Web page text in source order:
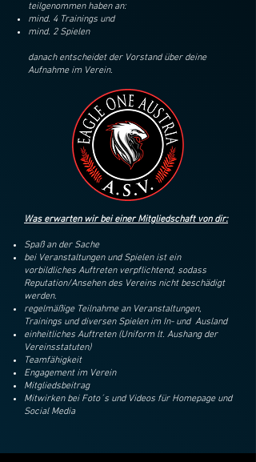
teilgenommen haben an:
mind. 4 Trainings und
mind. 2 Spielen
danach entscheidet der Vorstand über deine
Aufnahme im Verein.
Was erwarten wir bei einer Mitgliedschaft von dir:
Spaß an der Sache
bei Veranstaltungen und Spielen ist ein
vorbildliches Auftreten verpflichtend, sodass
Reputation/Ansehen des Vereins nicht beschädigt
werden.
regelmäßige Teilnahme an Veranstaltungen,
Trainings und diversen Spielen im In- und Ausland
einheitliches Auftreten (Uniform lt. Aushang der
Vereinsstatuten)
Teamfähigkeit
Engagement im Verein
Mitgliedsbeitrag
Mitwirken bei Foto´s und Videos für Homepage und
Social Media​​​